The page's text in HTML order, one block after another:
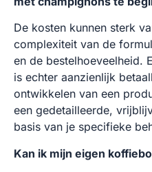
De kosten kunnen sterk
complexiteit van de
en de bestelhoeveelheid.
is echter aanzienlijk
ontwikkelen van een
een gedetailleerde,
basis van je specifieke
Kan ik mijn eigen